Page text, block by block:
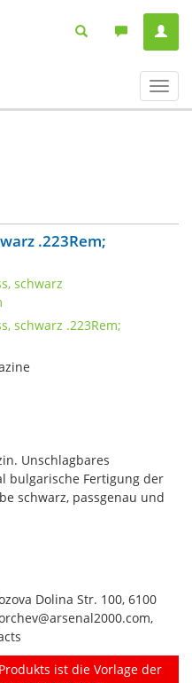
ein-/
.223Rem;
Unschlagbares
bulgarische Fertigung der
schwarz, passgenau und
Dolina Str. 100, 6100
ist die Vorlage der